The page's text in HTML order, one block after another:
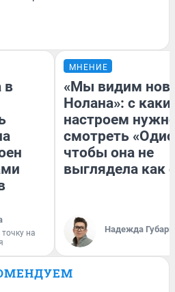
в
на
МНЕНИЕ
«Мы видим
Нолана»: с
настроем
смотреть
чтобы она не
выглядела как
Надежда Губарь